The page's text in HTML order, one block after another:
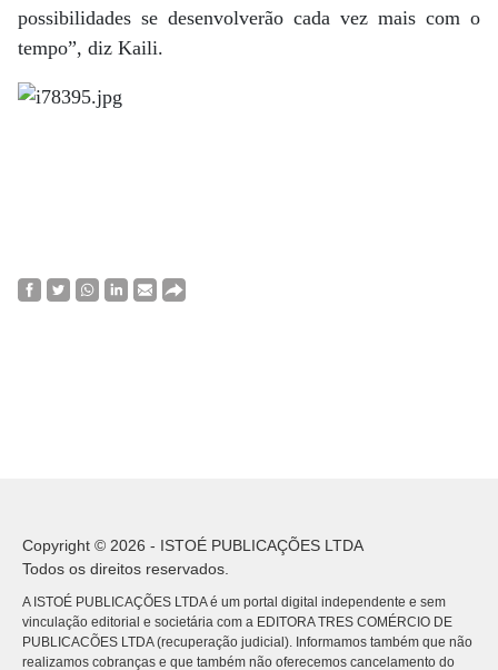
possibilidades se desenvolverão cada vez mais com o
tempo”, diz Kaili.
Copyright © 2026 - ISTOÉ PUBLICAÇÕES LTDA
Todos os direitos reservados.
A ISTOÉ PUBLICAÇÕES LTDA é um portal digital independente e sem
vinculação editorial e societária com a EDITORA TRES COMÉRCIO DE
PUBLICACÕES LTDA (recuperação judicial). Informamos também que não
realizamos cobranças e que também não oferecemos cancelamento do